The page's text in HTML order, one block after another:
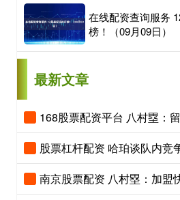
在线配资查询服务
榜！（09月09日）
最新文章